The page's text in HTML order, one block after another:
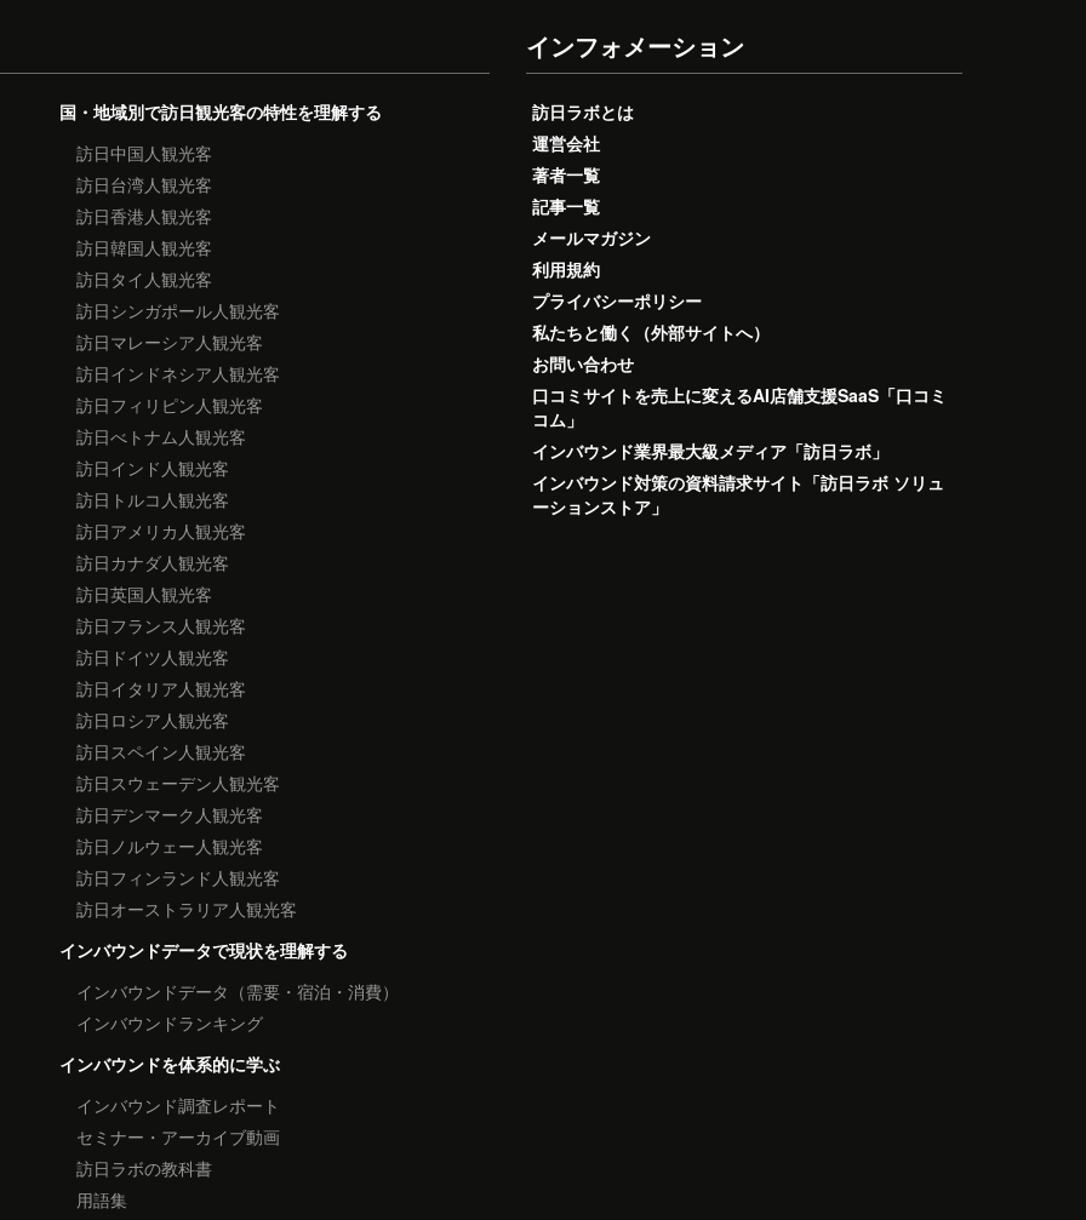
国・地域別で訪日観光客の特性を理解する
訪日中国人観光客
訪日台湾人観光客
訪日香港人観光客
訪日韓国人観光客
訪日タイ人観光客
訪日シンガポール人観光客
訪日マレーシア人観光客
訪日インドネシア人観光客
訪日フィリピン人観光客
訪日べトナム人観光客
訪日インド人観光客
訪日トルコ人観光客
訪日アメリカ人観光客
訪日カナダ人観光客
訪日英国人観光客
訪日フランス人観光客
訪日ドイツ人観光客
訪日イタリア人観光客
訪日ロシア人観光客
訪日スペイン人観光客
訪日スウェーデン人観光客
訪日デンマーク人観光客
訪日ノルウェー人観光客
訪日フィンランド人観光客
訪日オーストラリア人観光客
インバウンドデータで現状を理解する
インバウンドデータ（需要・宿泊・消費）
インバウンドランキング
インバウンドを体系的に学ぶ
インバウンド調査レポート
セミナー・アーカイブ動画
訪日ラボの教科書
用語集
インフォメーション
訪日ラボとは
運営会社
著者一覧
記事一覧
メールマガジン
利用規約
プライバシーポリシー
私たちと働く（外部サイトへ）
お問い合わせ
口コミサイトを売上に変えるAI店舗支援SaaS「口コミ
コム」
インバウンド業界最大級メディア「訪日ラボ」
インバウンド対策の資料請求サイト「訪日ラボ ソリュ
ーションストア」